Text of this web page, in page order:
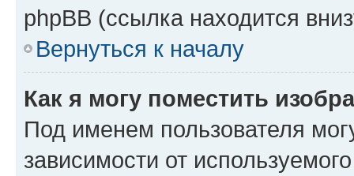
phpBB (ссылка находится
Вернуться к началу
Как я могу поместить
Под именем пользователя
зависимости от